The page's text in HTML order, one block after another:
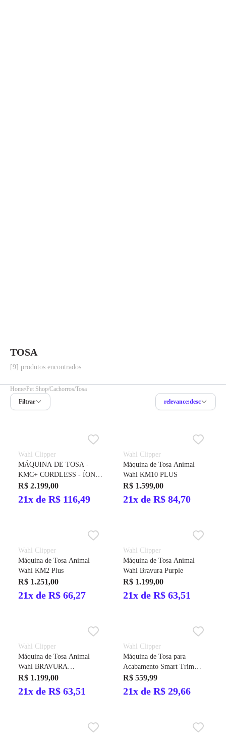
TOSA
[9] produtos encontrados
Home Pet Shop Cachorros Tosa
Filtrar
relevance:desc
Wahl Clipper
MÁQUINA DE TOSA -
KMC+ CORDLESS - ÍONS
DE LÍTIO
R$ 2.199,00
21x de R$ 116,49
Wahl Clipper
Máquina de Tosa Animal
Wahl KM10 PLUS
R$ 1.599,00
21x de R$ 84,70
Wahl Clipper
Máquina de Tosa Animal
Wahl KM2 Plus
R$ 1.251,00
21x de R$ 66,27
Wahl Clipper
Máquina de Tosa Animal
Wahl Bravura Purple
R$ 1.199,00
21x de R$ 63,51
Wahl Clipper
Máquina de Tosa Animal
Wahl BRAVURA
GUNMETAL
R$ 1.199,00
21x de R$ 63,51
Wahl Clipper
Máquina de Tosa para
Acabamento Smart Trim
Wahl Bivolt
R$ 559,99
21x de R$ 29,66